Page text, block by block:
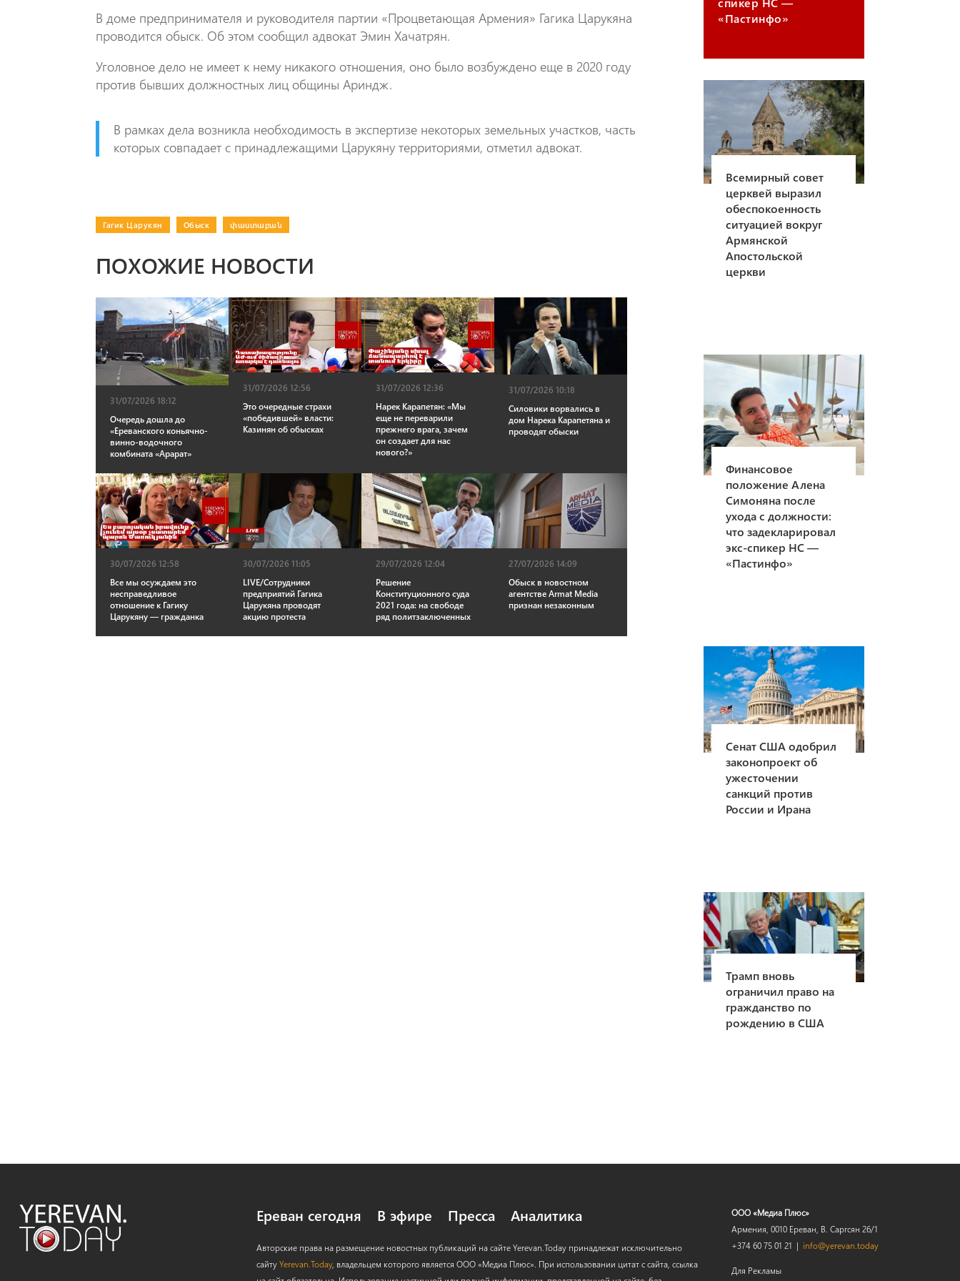
В доме предпринимателя и руководителя партии «Процветающая Армения» Гагика Царукяна
проводится обыск. Об этом сообщил адвокат Эмин Хачатрян.
Уголовное дело не имеет к нему никакого отношения, оно было возбуждено еще в 2020 году
против бывших должностных лиц общины Ариндж.
В рамках дела возникла необходимость в экспертизе некоторых земельных участков, часть
которых совпадает с принадлежащими Царукяну территориями, отметил адвокат.
Гагик Царукян Обыск փաստաբան
ПОХОЖИЕ НОВОСТИ
31/07/2026 18:12
Очередь дошла до
«Ереванского коньячно-
винно-водочного
комбината «Арарат»
31/07/2026 12:56
Это очередные страхи
«победившей» власти:
Казинян об обысках
31/07/2026 12:36
Нарек Карапетян: «Мы
еще не переварили
прежнего врага, зачем
он создает для нас
нового?»
31/07/2026 10:18
Силовики ворвались в
дом Нарека Карапетяна и
проводят обыски
30/07/2026 12:58
Все мы осуждаем это
несправедливое
отношение к Гагику
Царукяну — гражданка
30/07/2026 11:05
LIVE/Сотрудники
предприятий Гагика
Царукяна проводят
акцию протеста
29/07/2026 12:04
Решение
Конституционного суда
2021 года: на свободе
ряд политзаключенных
27/07/2026 14:09
Обыск в новостном
агентстве Armat Media
признан незаконным
«Пастинфо»
Всемирный совет
церквей выразил
обеспокоенность
ситуацией вокруг
Армянской
Апостольской
церкви
Финансовое
положение Алена
Симоняна после
ухода с должности:
что задекларировал
экс-спикер НС —
«Пастинфо»
Сенат США одобрил
законопроект об
ужесточении
санкций против
России и Ирана
Трамп вновь
ограничил право на
гражданство по
рождению в США
Ереван сегодня В эфире Пресса Аналитика
Авторские права на размещение новостных публикаций на сайте Yerevan.Today принадлежат исключительно
сайтуYerevan.Today, владельцем которого является ООО «Медиа Плюс». При использовании цитат с сайта, ссылка
ООО «Медиа Плюс»
Армения, 0010 Ереван, В. Саргсян 26/1
+374 60 75 01 21 | info@yerevan.today
Для Рекламы